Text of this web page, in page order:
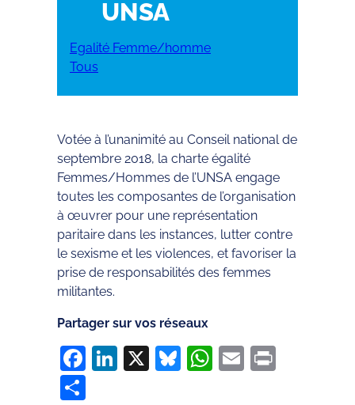
UNSA
Egalité Femme/homme
Tous
Votée à l’unanimité au Conseil national de
septembre 2018, la charte égalité
Femmes/Hommes de l’UNSA engage
toutes les composantes de l’organisation
à œuvrer pour une représentation
paritaire dans les instances, lutter contre
le sexisme et les violences, et favoriser la
prise de responsabilités des femmes
militantes.
Partager sur vos réseaux
Facebook
LinkedIn
X Bluesky
WhatsApp
Email